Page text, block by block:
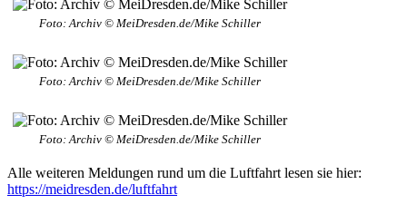
Foto: Archiv © MeiDresden.de/Mike Schiller
Foto: Archiv © MeiDresden.de/Mike Schiller
Foto: Archiv © MeiDresden.de/Mike Schiller
Alle weiteren Meldungen rund um die Luftfahrt lesen sie hier:
https://meidresden.de/luftfahrt